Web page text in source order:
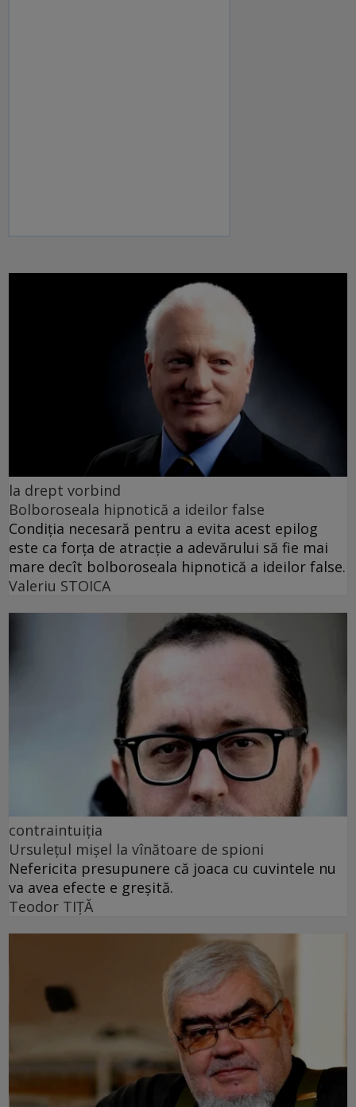
la drept vorbind
Bolboroseala hipnotică a ideilor false
Condiția necesară pentru a evita acest epilog
este ca forța de atracție a adevărului să fie mai
mare decît bolboroseala hipnotică a ideilor false.
Valeriu STOICA
contraintuiția
Ursulețul mișel la vînătoare de spioni
Nefericita presupunere că joaca cu cuvintele nu
va avea efecte e greșită.
Teodor TIŢĂ